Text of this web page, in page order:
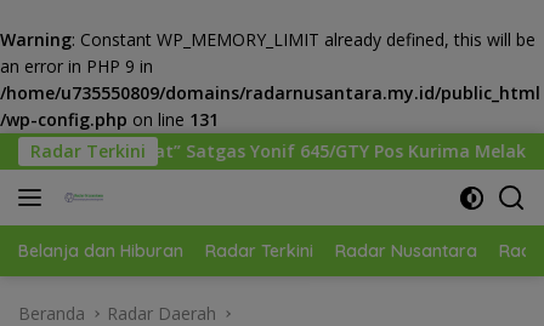
Warning: Constant WP_MEMORY_LIMIT already defined, this will be
an error in PHP 9 in
/home/u735550809/domains/radarnusantara.my.id/public_html
/wp-config.php on line 131
Langsung
ke
konten
Radar Terkini
Yonif 645/GTY Pos Kurima Melaksanakan Pelayanan
Belanja dan Hiburan Radar Terkini Radar Nusantara
Beranda Radar Daerah